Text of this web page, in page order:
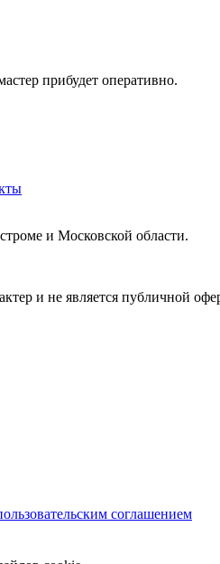
прибудет оперативно.
и Московской области.
и не является публичной
соглашением